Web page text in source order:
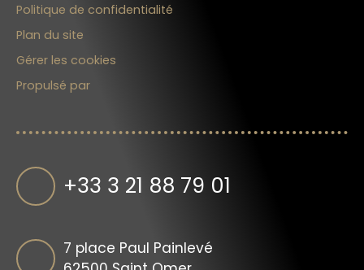
Politique de confidentialité
Plan du site
Gérer les cookies
Propulsé par
+33 3 21 88 79 01
7 place Paul Painlevé